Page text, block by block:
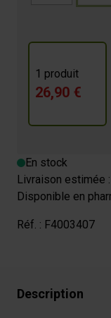
1 produit
26,90 €
En stock
Livraison estimée :
Disponible en
Réf. : F4003407
Description